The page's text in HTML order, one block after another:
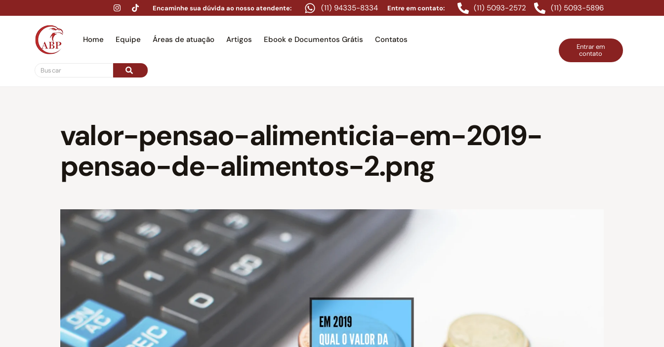
Encaminhe sua dúvida ao nosso atendente: (11) 94335-8334 Entre em contato: (11) 5093-2572 (11) 5093-5896
Home Equipe Áreas de atuação Artigos Ebook e Documentos Grátis Contatos
Entrar em
contato
valor-pensao-alimenticia-em-2019-
pensao-de-alimentos-2.png